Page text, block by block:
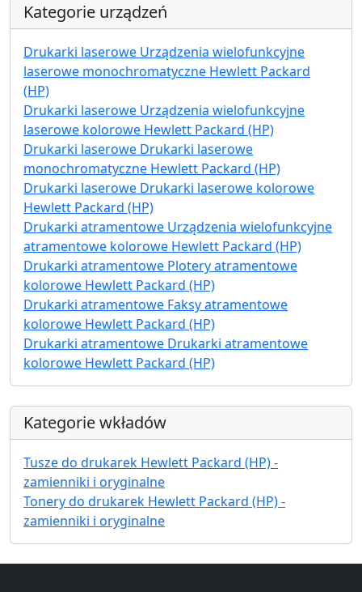
Kategorie urządzeń
Drukarki laserowe Urządzenia wielofunkcyjne
laserowe monochromatyczne Hewlett Packard
(HP)
Drukarki laserowe Urządzenia wielofunkcyjne
laserowe kolorowe Hewlett Packard (HP)
Drukarki laserowe Drukarki laserowe
monochromatyczne Hewlett Packard (HP)
Drukarki laserowe Drukarki laserowe kolorowe
Hewlett Packard (HP)
Drukarki atramentowe Urządzenia wielofunkcyjne
atramentowe kolorowe Hewlett Packard (HP)
Drukarki atramentowe Plotery atramentowe
kolorowe Hewlett Packard (HP)
Drukarki atramentowe Faksy atramentowe
kolorowe Hewlett Packard (HP)
Drukarki atramentowe Drukarki atramentowe
kolorowe Hewlett Packard (HP)
Kategorie wkładów
Tusze do drukarek Hewlett Packard (HP) -
zamienniki i oryginalne
Tonery do drukarek Hewlett Packard (HP) -
zamienniki i oryginalne